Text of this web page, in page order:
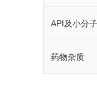
API及小分
药物杂质